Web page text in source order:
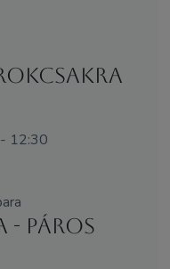
12:30
- Páros